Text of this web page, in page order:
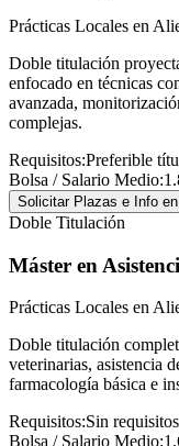
Prácticas Locales en
Doble titulación
enfocado en técnicas
avanzada,
complejas.
Requisitos:Preferible
Bolsa / Salario Medio:
Solicitar Plazas e Info
Doble Titulación
Máster en
Prácticas Locales en
Doble titulación
veterinarias, asistencia
farmacología básica e
Requisitos:Sin
Bolsa / Salario Medio: